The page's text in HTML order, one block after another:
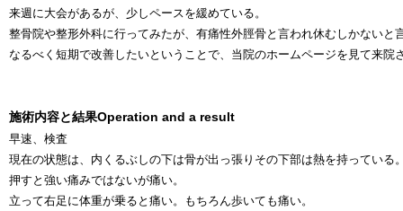
来週に大会があるが、少しペースを緩めている。
整骨院や整形外科に行ってみたが、有痛性外脛骨と言われ休むしかないと
なるべく短期で改善したいということで、当院のホームページを見て来院
施術内容と結果Operation and a result
早速、検査
現在の状態は、内くるぶしの下は骨が出っ張りその下部は熱を持っている
押すと強い痛みではないが痛い。
立って右足に体重が乗ると痛い。もちろん歩いても痛い。